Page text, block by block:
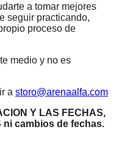
a tomar mejores
seguir practicando,
proceso de
medio y no es
a storo@arenaalfa.com
Y LAS FECHAS,
ni cambios de fechas.